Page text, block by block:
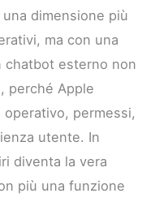
una dimensione più
ma con una
chatbot esterno non
perché Apple
permessi,
utente. In
diventa la vera
più una funzione